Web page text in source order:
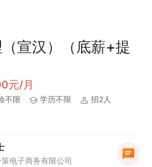
宣汉）（底薪+提
元/月
不限 学历不限 招2人
电子商务有限公司